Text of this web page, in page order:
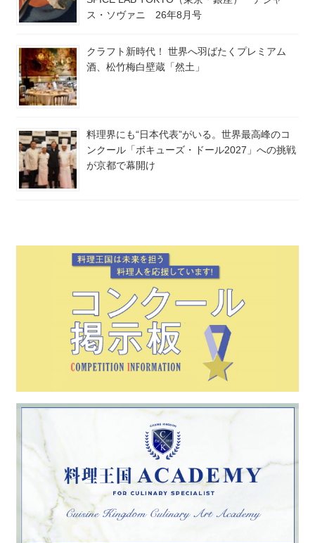
ス・ソヴァニ 26年8月号
クラフト新時代！ 世界へ羽ばたくプレミアム
酒、松竹梅白壁蔵「然土」
料理界にも“日本代表”がいる。世界最高峰のコ
ンクール「ボキューズ・ドール2027」への挑戦
が京都で幕開け